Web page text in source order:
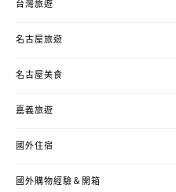
台灣旅遊
名古屋旅遊
名古屋美食
嘉義旅遊
國外住宿
國外購物經驗＆開箱